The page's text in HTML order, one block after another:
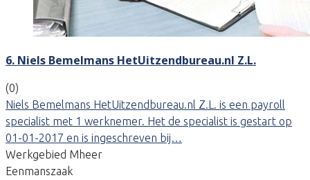
6. Niels Bemelmans HetUitzendbureau.nl Z.L.
(0)
Niels Bemelmans HetUitzendbureau.nl Z.L. is een payroll
specialist met 1 werknemer. Het de specialist is gestart op
01-01-2017 en is ingeschreven bij…
Werkgebied Mheer
Eenmanszaak